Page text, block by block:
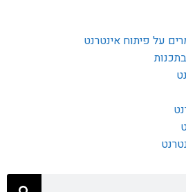
על פיתוח אינטרנט